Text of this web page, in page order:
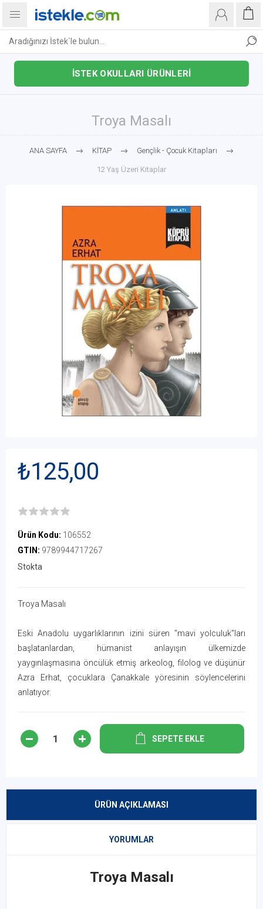
İSTEK OKULLARI ÜRÜNLERİ
Troya Masalı
ANA SAYFA KİTAP Gençlik - Çocuk Kitapları
12 Yaş Üzeri Kitaplar
₺125,00
Ürün Kodu: 106552
GTIN: 9789944717267
Stokta
Troya Masalı
Eski Anadolu uygarlıklarının izini süren "mavi yolculuk"ları
başlatanlardan, hümanist anlayışın ülkemizde
yaygınlaşmasına öncülük etmiş arkeolog, filolog ve düşünür
Azra Erhat, çocuklara Çanakkale yöresinin söylencelerini
anlatıyor.
SEPETE EKLE
ÜRÜN AÇIKLAMASI
YORUMLAR
Troya Masalı